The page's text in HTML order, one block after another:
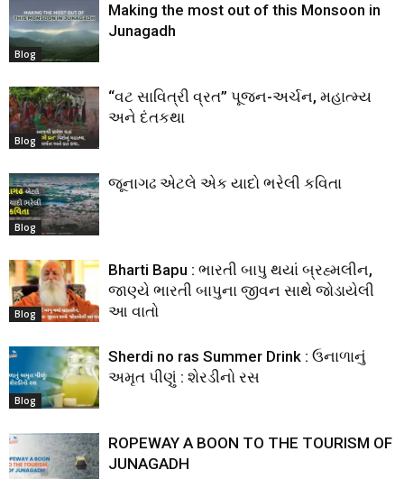
Blog
Making the most out of this Monsoon in
Junagadh
Blog
“વટ સાવિત્રી વ્રત” પૂજન-અર્ચન, મહાત્મ્ય
અને દંતકથા
Blog
જૂનાગઢ એટલે એક યાદો ભરેલી કવિતા
Blog
Bharti Bapu : ભારતી બાપુ થયાં બ્રહ્મલીન,
જાણ્યે ભારતી બાપુના જીવન સાથે જોડાયેલી
આ વાતો
Blog
Sherdi no ras Summer Drink : ઉનાળાનું
અમૃત પીણું : શેરડીનો રસ
ROPEWAY A BOON TO THE TOURISM OF
JUNAGADH